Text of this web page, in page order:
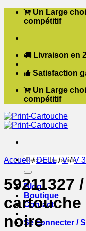
Passer Un Large
compétitif
Livraison en
Satisfaction
Un Large
compétitif
Recherche
pour :
Blog
Boutique
Contact
Se connecter /
Accueil / DELL / V / V
59211327
cartouche
noire